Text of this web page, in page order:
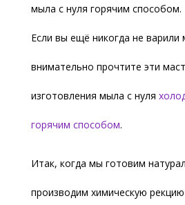
мыла с нуля горячим способом.
Если вы ещё никогда не
внимательно прочтите эти
изготовления мыла с нуля
горячим способом.
Итак, когда мы готовим
производим химическую